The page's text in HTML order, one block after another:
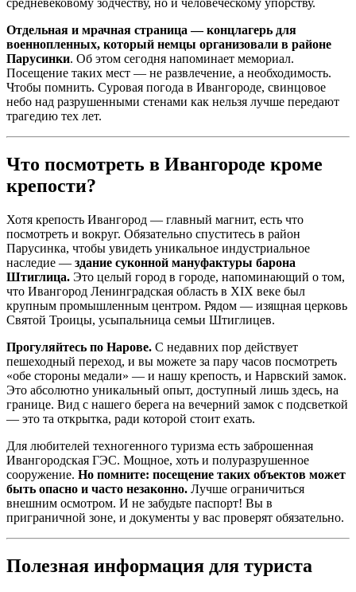
средневековому зодчеству, но и человеческому упорству.
Отдельная и мрачная страница — концлагерь для
военнопленных, который немцы организовали в районе
Парусинки. Об этом сегодня напоминает мемориал.
Посещение таких мест — не развлечение, а необходимость.
Чтобы помнить. Суровая погода в Ивангороде, свинцовое
небо над разрушенными стенами как нельзя лучше передают
трагедию тех лет.
Что посмотреть в Ивангороде кроме
крепости?
Хотя крепость Ивангород — главный магнит, есть что
посмотреть и вокруг. Обязательно спуститесь в район
Парусинка, чтобы увидеть уникальное индустриальное
наследие — здание суконной мануфактуры барона
Штиглица. Это целый город в городе, напоминающий о том,
что Ивангород Ленинградская область в XIX веке был
крупным промышленным центром. Рядом — изящная церковь
Святой Троицы, усыпальница семьи Штиглицев.
Прогуляйтесь по Нарове. С недавних пор действует
пешеходный переход, и вы можете за пару часов посмотреть
«обе стороны медали» — и нашу крепость, и Нарвский замок.
Это абсолютно уникальный опыт, доступный лишь здесь, на
границе. Вид с нашего берега на вечерний замок с подсветкой
— это та открытка, ради которой стоит ехать.
Для любителей техногенного туризма есть заброшенная
Ивангородская ГЭС. Мощное, хоть и полуразрушенное
сооружение. Но помните: посещение таких объектов может
быть опасно и часто незаконно. Лучше ограничиться
внешним осмотром. И не забудьте паспорт! Вы в
приграничной зоне, и документы у вас проверят обязательно.
Полезная информация для туриста